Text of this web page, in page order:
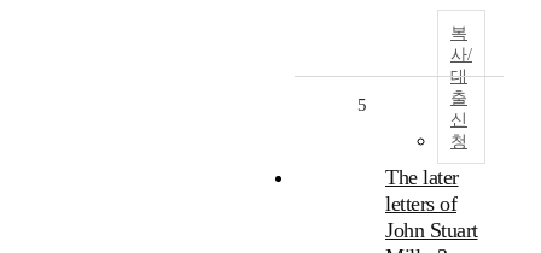
복
사/
대
출
신
청
5
The later
letters of
John Stuart